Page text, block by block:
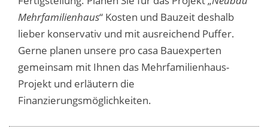
Mehrfamilienhaus“ Kosten und Bauzeit deshalb
lieber konservativ und mit ausreichend Puffer.
Gerne planen unsere pro casa Bauexperten
gemeinsam mit Ihnen das Mehrfamilienhaus-
Projekt und erläutern die
Finanzierungsmöglichkeiten.